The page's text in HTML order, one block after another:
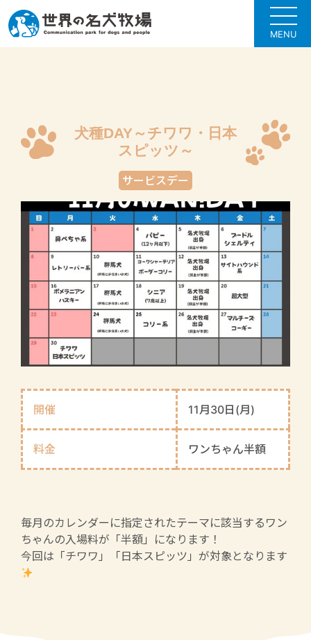
MENU
犬種DAY～チワワ・日本
スピッツ～
サービスデー
開催 11月30日(月)
料金 ワンちゃん半額
毎月のカレンダーに指定されたテーマに該当するワン
ちゃんの入場料が「半額」になります！
今回は「チワワ」「日本スピッツ」が対象となります